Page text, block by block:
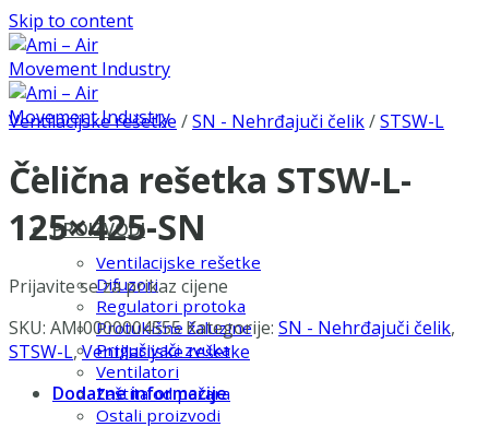
Skip to content
PROIZVODI
Ventilacijske rešetke
Difuzori
Regulatori protoka
Protukišne žaluzine
Prigušivači zvuka
Ventilatori
Zaštita od požara
Ostali proizvodi
Ventilacijske rešetke /SN - Nehrđajuči čelik/STSW-L
Čelična rešetka STSW-L-
125×425-SN
Prijavite se za prikaz cijene
SKU: AMI0000004555 Kategorije: SN - Nehrđajuči čelik,
STSW-L,Ventilacijske rešetke
Dodatne informacije